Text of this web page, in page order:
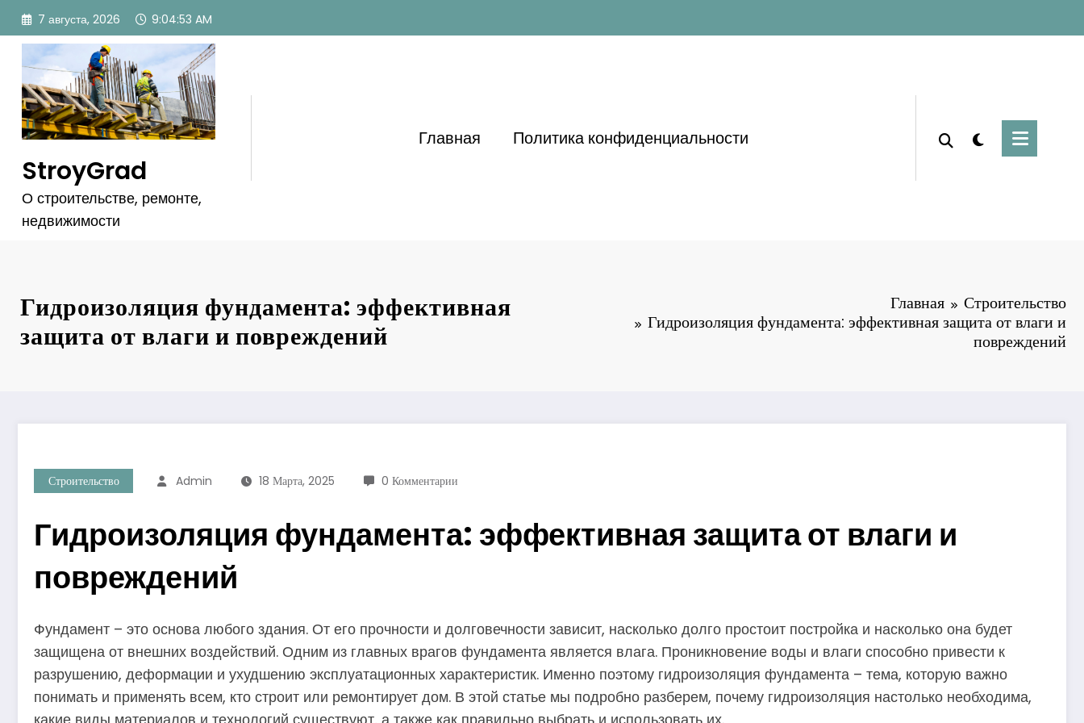
Перейти
содержимому
7 августа, 2026 9:04:54 AM
StroyGrad
О строительстве, ремонте,
недвижимости
Главная Политика конфиденциальности
Гидроизоляция фундамента: эффективная
защита от влаги и повреждений
Главная
Строительство
Гидроизоляция фундамента: эффективная защита от влаги и
повреждений
Строительство Admin 18 Марта, 2025 0 Комментарии
Гидроизоляция фундамента: эффективная защита от влаги и
повреждений
Фундамент – это основа любого здания. От его прочности и долговечности зависит, насколько долго простоит постройка и насколько она будет
защищена от внешних воздействий. Одним из главных врагов фундамента является влага. Проникновение воды и влаги способно привести к
разрушению, деформации и ухудшению эксплуатационных характеристик. Именно поэтому гидроизоляция фундамента – тема, которую важно
понимать и применять всем, кто строит или ремонтирует дом. В этой статье мы подробно разберем, почему гидроизоляция настолько необходима,